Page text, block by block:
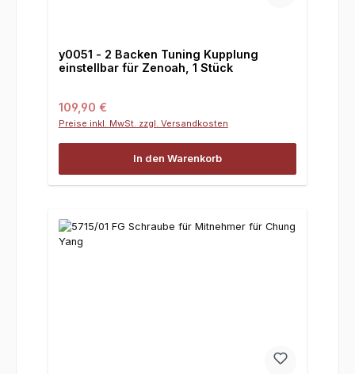
y0051 - 2 Backen Tuning Kupplung
einstellbar für Zenoah, 1 Stück
Regulärer Preis:
109,90 €
Preise inkl. MwSt. zzgl. Versandkosten
In den Warenkorb